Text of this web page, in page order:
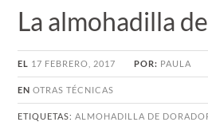
La almohadilla
EL 17 FEBRERO, 2017 POR: PAULA
EN OTRAS TÉCNICAS
ETIQUETAS:ALMOHADILLA DE